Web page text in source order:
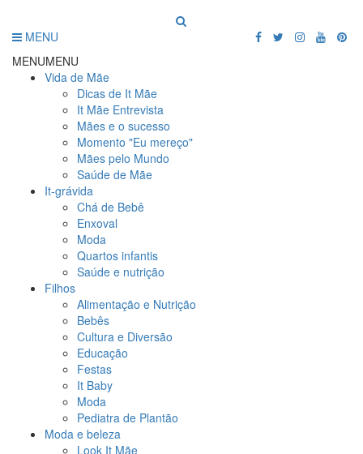
MENU
MENUMENU
Vida de Mãe
Dicas de It Mãe
It Mãe Entrevista
Mães e o sucesso
Momento "Eu mereço"
Mães pelo Mundo
Saúde de Mãe
It-grávida
Chá de Bebê
Enxoval
Moda
Quartos infantis
Saúde e nutrição
Filhos
Alimentação e Nutrição
Bebês
Cultura e Diversão
Educação
Festas
It Baby
Moda
Pediatra de Plantão
Moda e beleza
Look It Mãe